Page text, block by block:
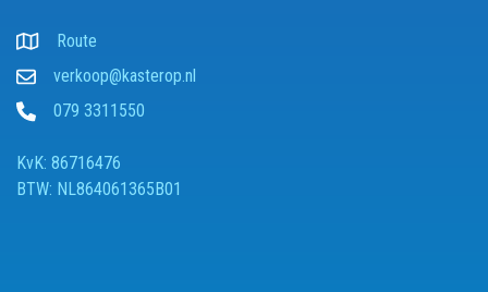
Route
verkoop@kasterop.nl
079 3311550
KvK: 86716476
BTW: NL864061365B01